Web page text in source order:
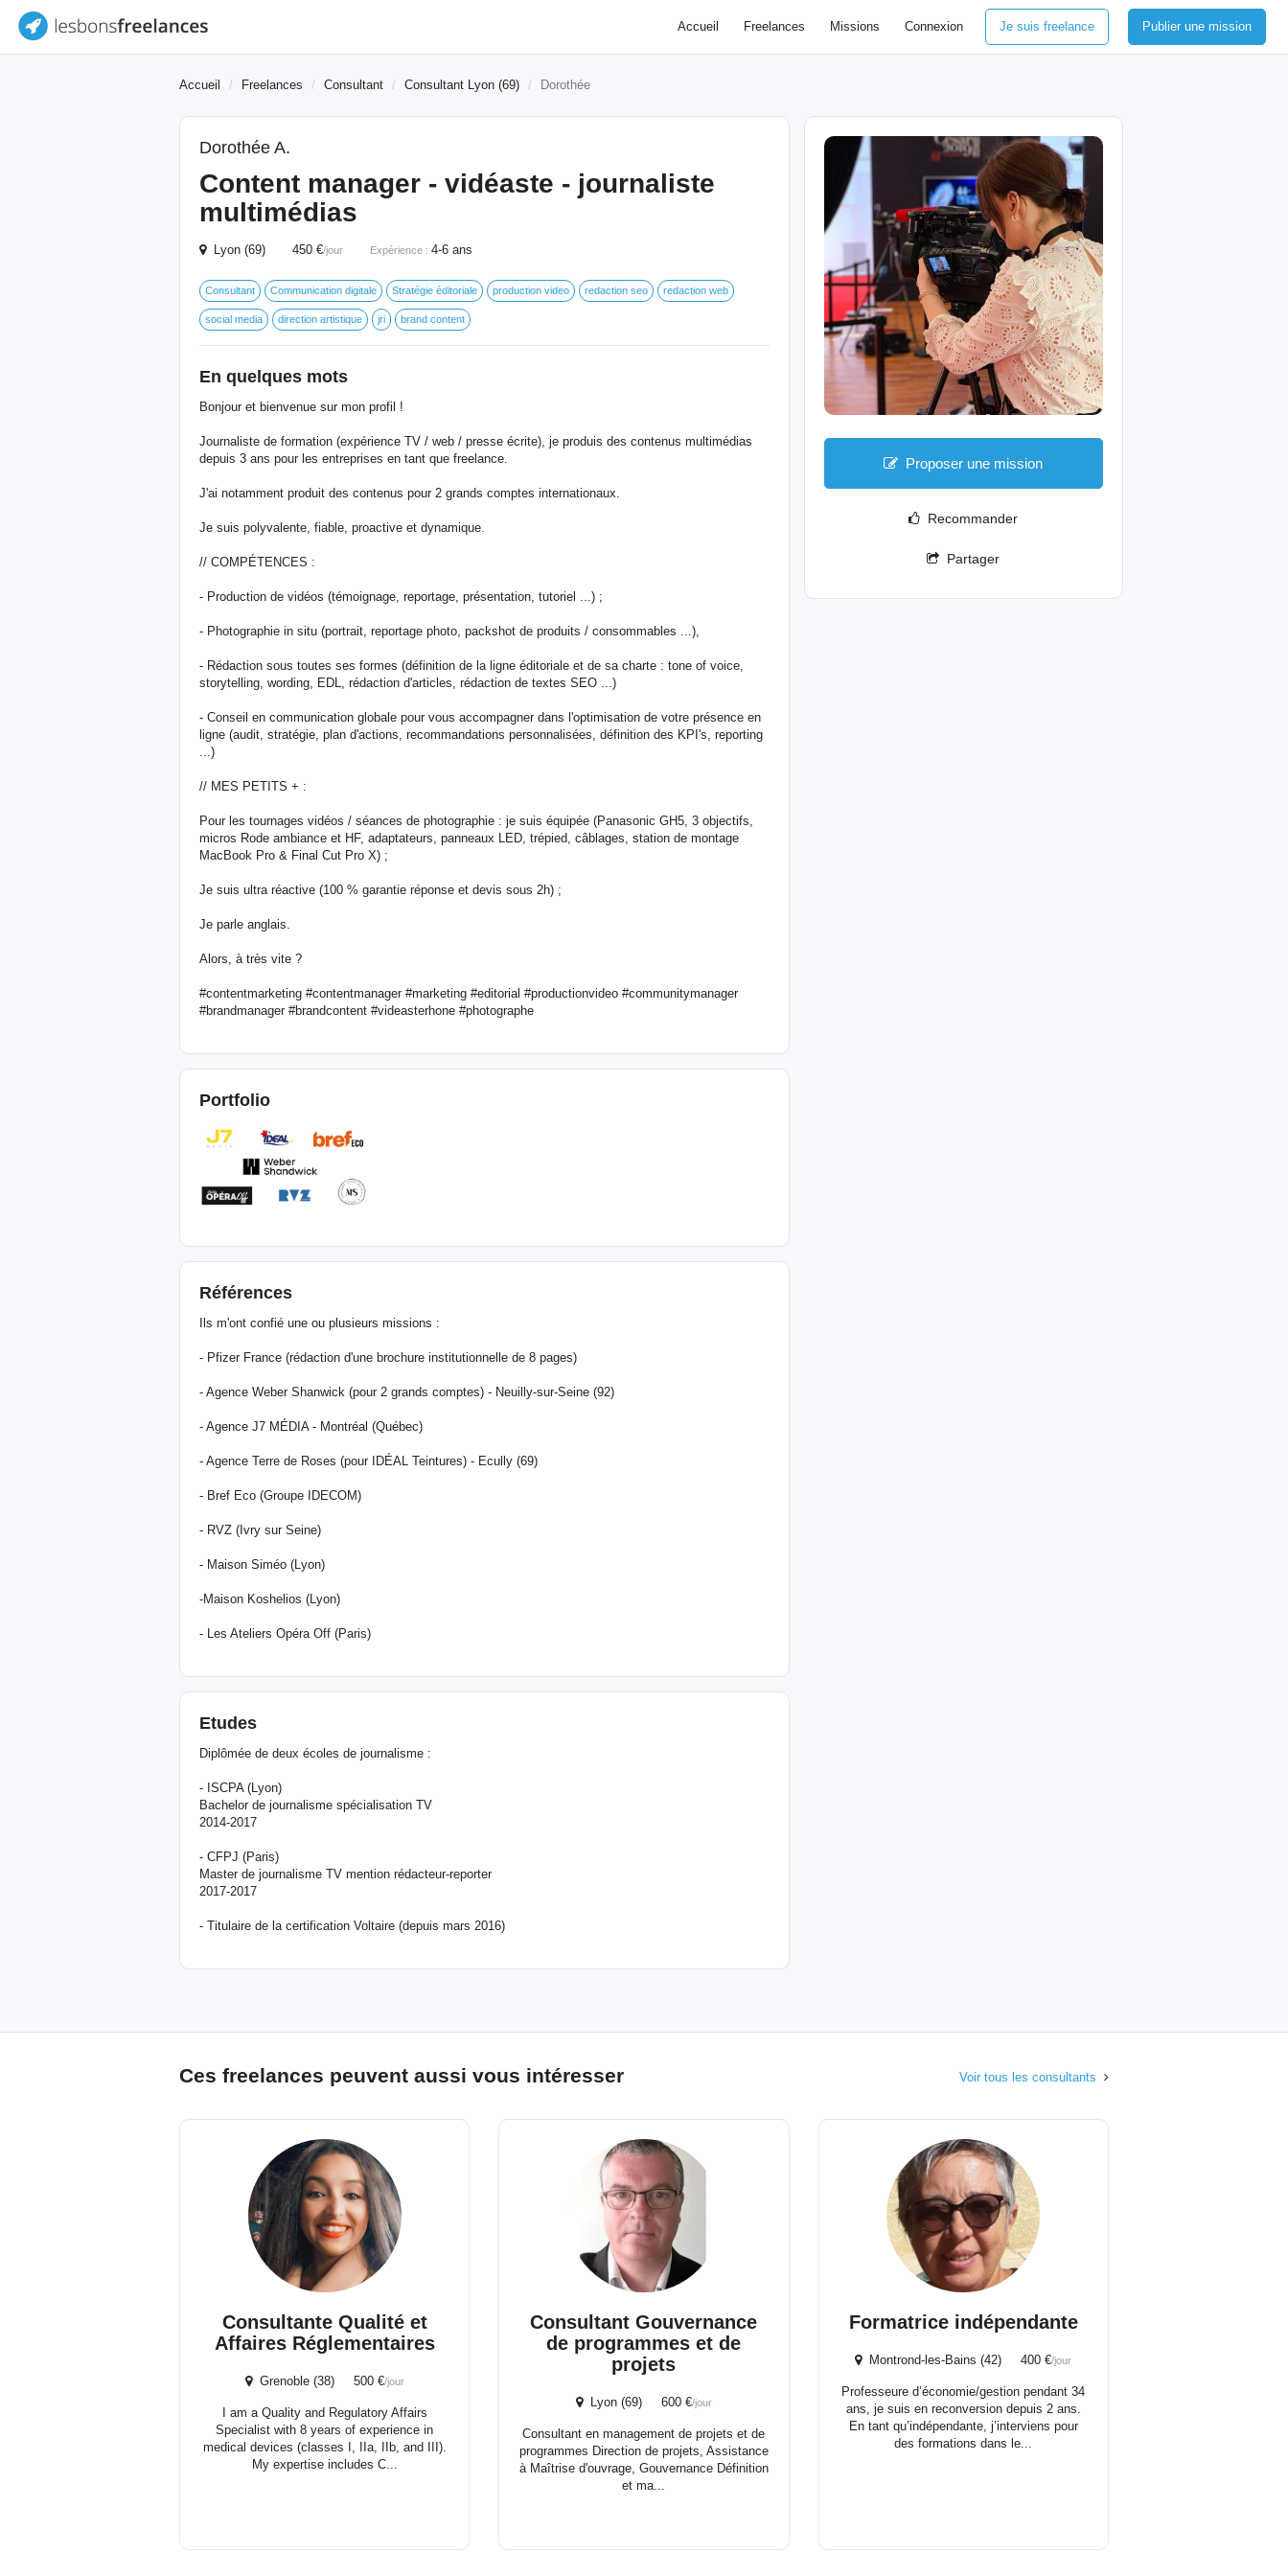
Accueil Freelances Missions Connexion Je suis freelance Publier une mission
Accueil Freelances Consultant Consultant Lyon (69) Dorothée
Dorothée A.
Content manager - vidéaste - journaliste
multimédias
Lyon (69) 450 €/jour Expérience : 4-6 ans
Consultant Communication digitale Stratégie éditoriale production video redaction seo redaction web
social media direction artistique jri brand content
En quelques mots
Bonjour et bienvenue sur mon profil !
Journaliste de formation (expérience TV / web / presse écrite), je produis des contenus multimédias
depuis 3 ans pour les entreprises en tant que freelance.
J'ai notamment produit des contenus pour 2 grands comptes internationaux.
Je suis polyvalente, fiable, proactive et dynamique.
// COMPÉTENCES :
- Production de vidéos (témoignage, reportage, présentation, tutoriel ...) ;
- Photographie in situ (portrait, reportage photo, packshot de produits / consommables ...),
- Rédaction sous toutes ses formes (définition de la ligne éditoriale et de sa charte : tone of voice,
storytelling, wording, EDL, rédaction d'articles, rédaction de textes SEO ...)
- Conseil en communication globale pour vous accompagner dans l'optimisation de votre présence en
ligne (audit, stratégie, plan d'actions, recommandations personnalisées, définition des KPI's, reporting
...)
// MES PETITS + :
Pour les tournages vidéos / séances de photographie : je suis équipée (Panasonic GH5, 3 objectifs,
micros Rode ambiance et HF, adaptateurs, panneaux LED, trépied, câblages, station de montage
MacBook Pro & Final Cut Pro X) ;
Je suis ultra réactive (100 % garantie réponse et devis sous 2h) ;
Je parle anglais.
Alors, à très vite ?
#contentmarketing #contentmanager #marketing #editorial #productionvideo #communitymanager
#brandmanager #brandcontent #videasterhone #photographe
Portfolio
Références
Ils m'ont confié une ou plusieurs missions :
- Pfizer France (rédaction d'une brochure institutionnelle de 8 pages)
- Agence Weber Shanwick (pour 2 grands comptes) - Neuilly-sur-Seine (92)
- Agence J7 MÉDIA - Montréal (Québec)
- Agence Terre de Roses (pour IDÉAL Teintures) - Ecully (69)
- Bref Eco (Groupe IDECOM)
- RVZ (Ivry sur Seine)
- Maison Siméo (Lyon)
-Maison Koshelios (Lyon)
- Les Ateliers Opéra Off (Paris)
Etudes
Diplômée de deux écoles de journalisme :
- ISCPA (Lyon)
Bachelor de journalisme spécialisation TV
2014-2017
- CFPJ (Paris)
Master de journalisme TV mention rédacteur-reporter
2017-2017
- Titulaire de la certification Voltaire (depuis mars 2016)
Proposer une mission
Recommander
Partager
Ces freelances peuvent aussi vous intéresser Voir tous les consultants
Consultante Qualité et
Affaires Réglementaires
Grenoble (38) 500 €/jour
I am a Quality and Regulatory Affairs
Specialist with 8 years of experience in
medical devices (classes I, IIa, IIb, and III).
My expertise includes C...
Consultant Gouvernance
de programmes et de
projets
Lyon (69) 600 €/jour
Consultant en management de projets et de
programmes Direction de projets, Assistance
à Maîtrise d'ouvrage, Gouvernance Définition
et ma...
Formatrice indépendante
Montrond-les-Bains (42) 400 €/jour
Professeure d’économie/gestion pendant 34
ans, je suis en reconversion depuis 2 ans.
En tant qu’indépendante, j’interviens pour
des formations dans le...